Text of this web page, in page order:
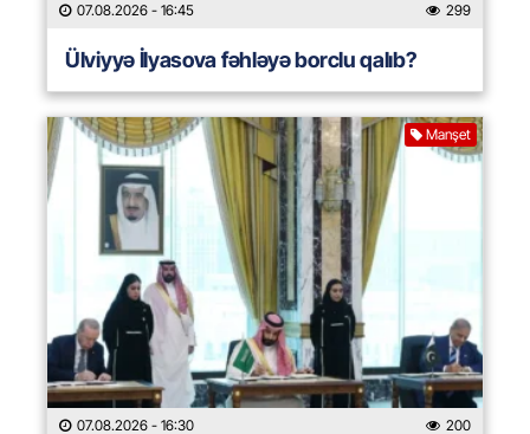
07.08.2026 - 16:45 299
Ülviyyə İlyasova fəhləyə borclu qalıb?
Manşet
07.08.2026 - 16:30 200